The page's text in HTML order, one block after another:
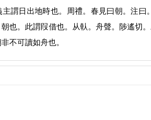
謂日出地時也。周禮。春見曰朝。注
也。此謂叚借也。从倝。舟聲。陟遙切
不可讀如舟也。